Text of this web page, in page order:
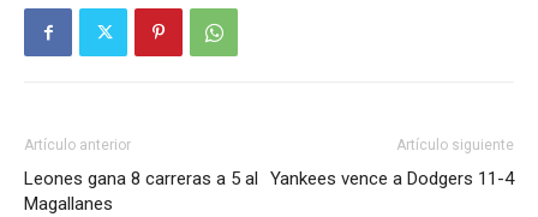
Artículo anterior
Leones gana 8 carreras a 5 al
Magallanes
Artículo siguiente
Yankees vence a Dodgers 11-4